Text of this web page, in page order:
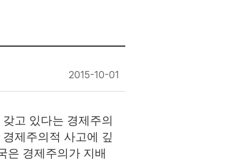
2015-10-01
고 있다는 경제주의
제주의적 사고에 깊
은 경제주의가 지배